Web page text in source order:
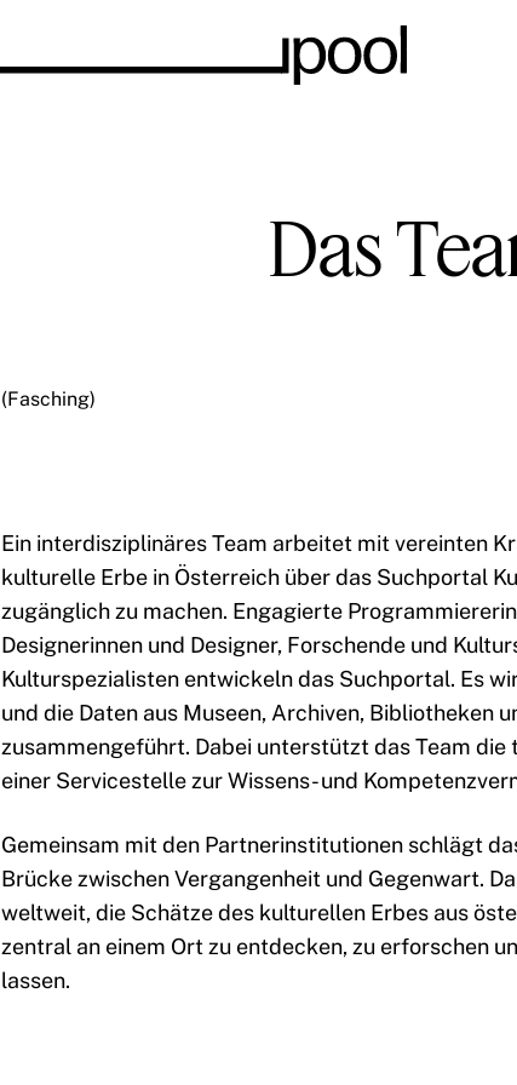
Das
Ein interdisziplinäres Team arbeitet mit vereinten
kulturelle Erbe in Österreich über das Suchportal
zugänglich zu machen. Engagierte
Designerinnen und Designer, Forschende und
Kulturspezialisten entwickeln das Suchportal. Es
und die Daten aus Museen, Archiven, Bibliotheken
zusammengeführt. Dabei unterstützt das Team
einer Servicestelle zur Wissens- und
Gemeinsam mit den Partnerinstitutionen schlägt
Brücke zwischen Vergangenheit und Gegenwart.
weltweit, die Schätze des kulturellen Erbes aus
zentral an einem Ort zu entdecken, zu erforschen
lassen.